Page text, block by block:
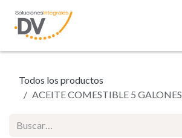
Todos los productos
ACEITE COMESTIBLE 5 GALONES